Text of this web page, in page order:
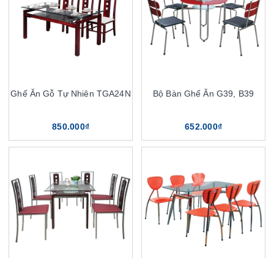
Ghế Ăn Gỗ Tự Nhiên TGA24N
850.000₫
Bộ Bàn Ghế Ăn G39, B39
652.000₫